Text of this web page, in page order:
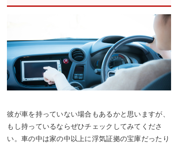
彼が車を持っていない場合もあるかと思いますが、
もし持っているならぜひチェックしてみてくださ
い。車の中は家の中以上に浮気証拠の宝庫だったり